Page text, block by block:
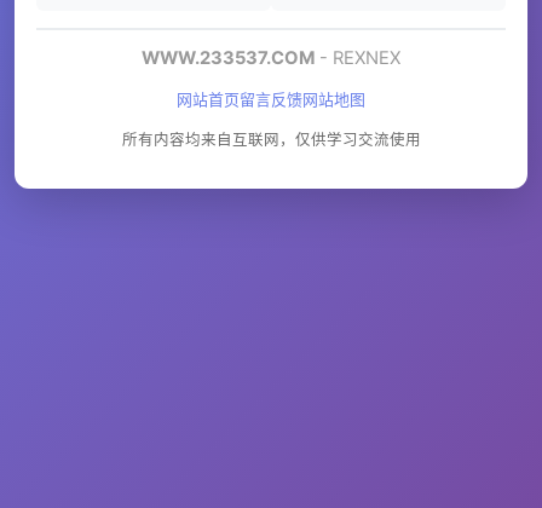
WWW.233537.COM - REXNEX
网站首页留言反馈网站地图
所有内容均来自互联网，仅供学习交流使用